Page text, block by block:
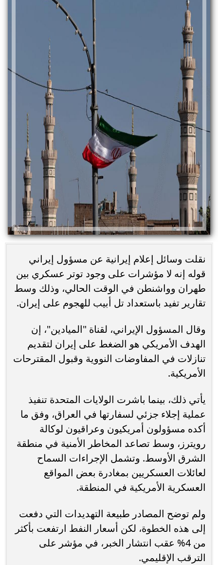
نقلت وسائل إعلام إيرانية عن مسؤول إيراني
قوله إنه لا مؤشرات على وجود توتر عسكري بين
طهران وواشنطن في الوقت الحالي، وذلك وسط
تقارير تفيد باستعداد تل أبيب للهجوم على إيران.
وقال المسؤول الإيراني، لقناة "الميادين"، إن
الهدف الأمريكي هو الضغط على إيران لتقديم
تنازلات في المفاوضات النووية وقبول المقترحات
الأمريكية.
يأتي ذلك، بينما باشرت الولايات المتحدة تنفيذ
عملية إجلاء جزئي لسفارتها في العراق، وفق ما
أكده مسؤولون أمريكيون وعراقيون لوكالة
رويترز، وسط تصاعد المخاطر الأمنية في منطقة
الشرق الأوسط. وتشمل الإجراءات السماح
لعائلات العسكريين بمغادرة بعض المواقع
العسكرية الأمريكية في المنطقة.
ولم توضح المصادر طبيعة التهديدات التي دفعت
إلى هذه الخطوة، لكن أسعار النفط ارتفعت بأكثر
من 4% عقب انتشار الخبر، في مؤشر على
الترقب الإقليمي.